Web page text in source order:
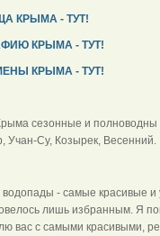
КРЫМА - ТУТ!
КРЫМА - ТУТ!
КРЫМА - ТУТ!
сезонные и полноводны
Учан-Су, Козырек, Весенний.
- самые красивые и
лишь избранным. Я
вас с самыми красивыми,